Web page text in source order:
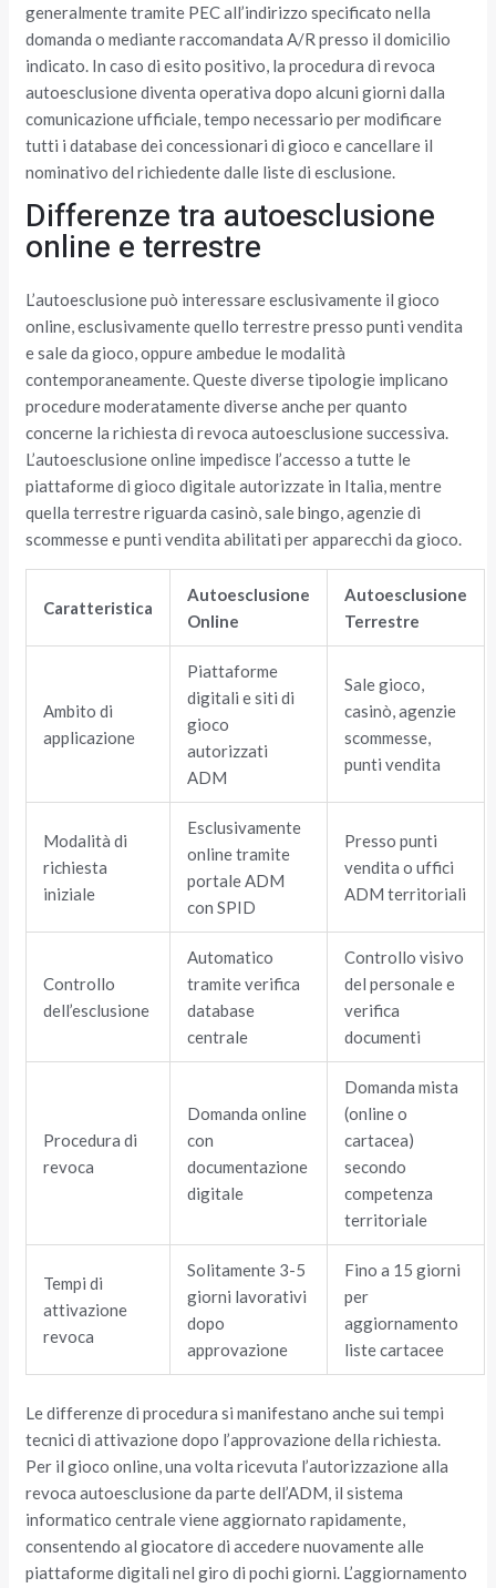
generalmente tramite PEC all’indirizzo specificato nella
domanda o mediante raccomandata A/R presso il domicilio
indicato. In caso di esito positivo, la procedura di revoca
autoesclusione diventa operativa dopo alcuni giorni dalla
comunicazione ufficiale, tempo necessario per modificare
tutti i database dei concessionari di gioco e cancellare il
nominativo del richiedente dalle liste di esclusione.
Differenze tra autoesclusione
online e terrestre
L’autoesclusione può interessare esclusivamente il gioco
online, esclusivamente quello terrestre presso punti vendita
e sale da gioco, oppure ambedue le modalità
contemporaneamente. Queste diverse tipologie implicano
procedure moderatamente diverse anche per quanto
concerne la richiesta di revoca autoesclusione successiva.
L’autoesclusione online impedisce l’accesso a tutte le
piattaforme di gioco digitale autorizzate in Italia, mentre
quella terrestre riguarda casinò, sale bingo, agenzie di
scommesse e punti vendita abilitati per apparecchi da gioco.
Caratteristica
Autoesclusione
Online
Autoesclusione
Terrestre
Ambito di
applicazione
Piattaforme
digitali e siti di
gioco
autorizzati
ADM
Sale gioco,
casinò, agenzie
scommesse,
punti vendita
Modalità di
richiesta
iniziale
Esclusivamente
online tramite
portale ADM
con SPID
Presso punti
vendita o uffici
ADM territoriali
Controllo
dell’esclusione
Automatico
tramite verifica
database
centrale
Controllo visivo
del personale e
verifica
documenti
Procedura di
revoca
Domanda online
con
documentazione
digitale
Domanda mista
(online o
cartacea)
secondo
competenza
territoriale
Tempi di
attivazione
revoca
Solitamente 3-5
giorni lavorativi
dopo
approvazione
Fino a 15 giorni
per
aggiornamento
liste cartacee
Le differenze di procedura si manifestano anche sui tempi
tecnici di attivazione dopo l’approvazione della richiesta.
Per il gioco online, una volta ricevuta l’autorizzazione alla
revoca autoesclusione da parte dell’ADM, il sistema
informatico centrale viene aggiornato rapidamente,
consentendo al giocatore di accedere nuovamente alle
piattaforme digitali nel giro di pochi giorni. L’aggiornamento